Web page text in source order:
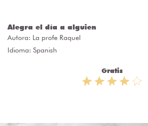
Alegra el día a alguien
Autora: La profe Raquel
Idioma: Spanish
Gratis